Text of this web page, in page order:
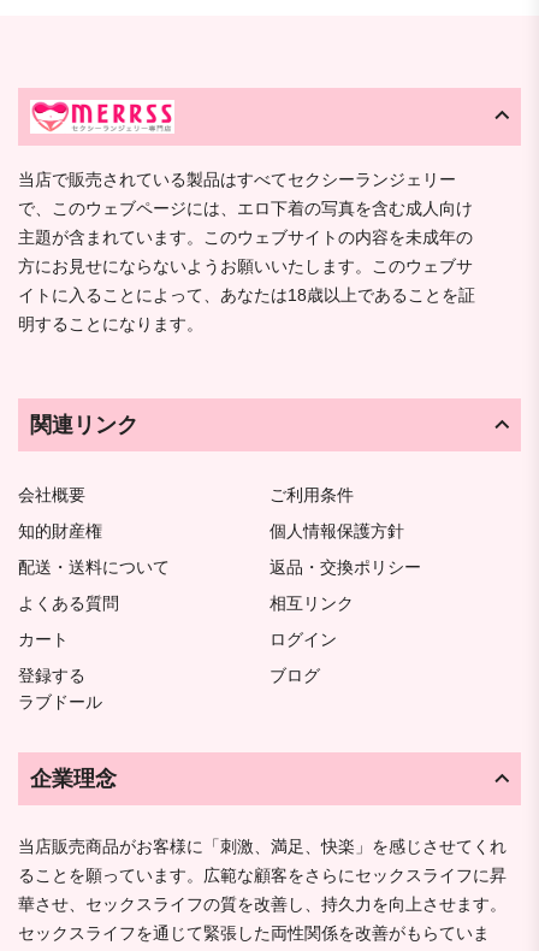
当店で販売されている製品はすべてセクシーランジェリー
で、このウェブページには、エロ下着の写真を含む成人向け
主題が含まれています。このウェブサイトの内容を未成年の
方にお見せにならないようお願いいたします。このウェブサ
イトに入ることによって、あなたは18歳以上であることを証
明することになります。
関連リンク
会社概要
ご利用条件
知的財産権
個人情報保護方針
配送・送料について
返品・交換ポリシー
よくある質問
相互リンク
カート
ログイン
登録する
ブログ
ラブドール
企業理念
当店販売商品がお客様に「刺激、満足、快楽」を感じさせてくれ
ることを願っています。広範な顧客をさらにセックスライフに昇
華させ、セックスライフの質を改善し、持久力を向上させます。
セックスライフを通じて緊張した両性関係を改善がもらていま